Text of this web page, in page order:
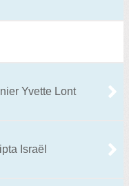
Yvette Lont
Israël